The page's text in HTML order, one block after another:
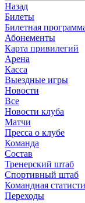
Назад
Билеты
Билетная
Абонементы
Карта привилегий
Арена
Касса
Выездные игры
Новости
Все
Новости клуба
Матчи
Пресса о клубе
Команда
Состав
Тренерский штаб
Спортивный штаб
Командная
Переходы